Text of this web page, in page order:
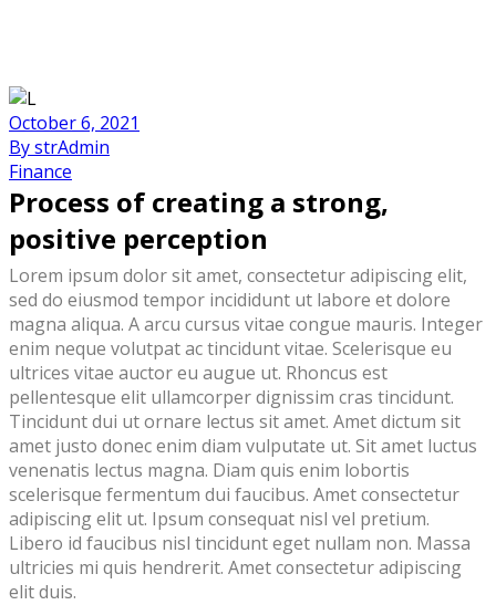
October 6, 2021
By strAdmin
Finance
Process of creating a strong,
positive perception
Lorem ipsum dolor sit amet, consectetur adipiscing elit,
sed do eiusmod tempor incididunt ut labore et dolore
magna aliqua. A arcu cursus vitae congue mauris. Integer
enim neque volutpat ac tincidunt vitae. Scelerisque eu
ultrices vitae auctor eu augue ut. Rhoncus est
pellentesque elit ullamcorper dignissim cras tincidunt.
Tincidunt dui ut ornare lectus sit amet. Amet dictum sit
amet justo donec enim diam vulputate ut. Sit amet luctus
venenatis lectus magna. Diam quis enim lobortis
scelerisque fermentum dui faucibus. Amet consectetur
adipiscing elit ut. Ipsum consequat nisl vel pretium.
Libero id faucibus nisl tincidunt eget nullam non. Massa
ultricies mi quis hendrerit. Amet consectetur adipiscing
elit duis.